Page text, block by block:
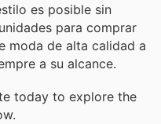
es posible sin
para comprar
moda de alta calidad a
a su alcance.
today to explore the